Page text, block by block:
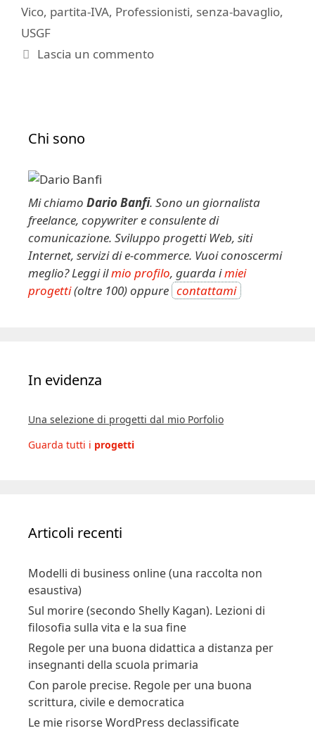
Vico, partita-IVA, Professionisti, senza-bavaglio,
USGF
Lascia un commento
Chi sono
Mi chiamo Dario Banfi. Sono un giornalista
freelance, copywriter e consulente di
comunicazione. Sviluppo progetti Web, siti
Internet, servizi di e-commerce. Vuoi conoscermi
meglio? Leggi ilmio profilo, guarda imiei
progetti(oltre 100) oppure contattami
In evidenza
Una selezione di progetti dal mio Porfolio
Guarda tutti i progetti
Articoli recenti
Modelli di business online (una raccolta non
esaustiva)
Sul morire (secondo Shelly Kagan). Lezioni di
filosofia sulla vita e la sua fine
Regole per una buona didattica a distanza per
insegnanti della scuola primaria
Con parole precise. Regole per una buona
scrittura, civile e democratica
Le mie risorse WordPress declassificate